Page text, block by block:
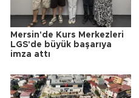
Mersin'de Kurs Merkezleri
LGS'de büyük başarıya
imza attı